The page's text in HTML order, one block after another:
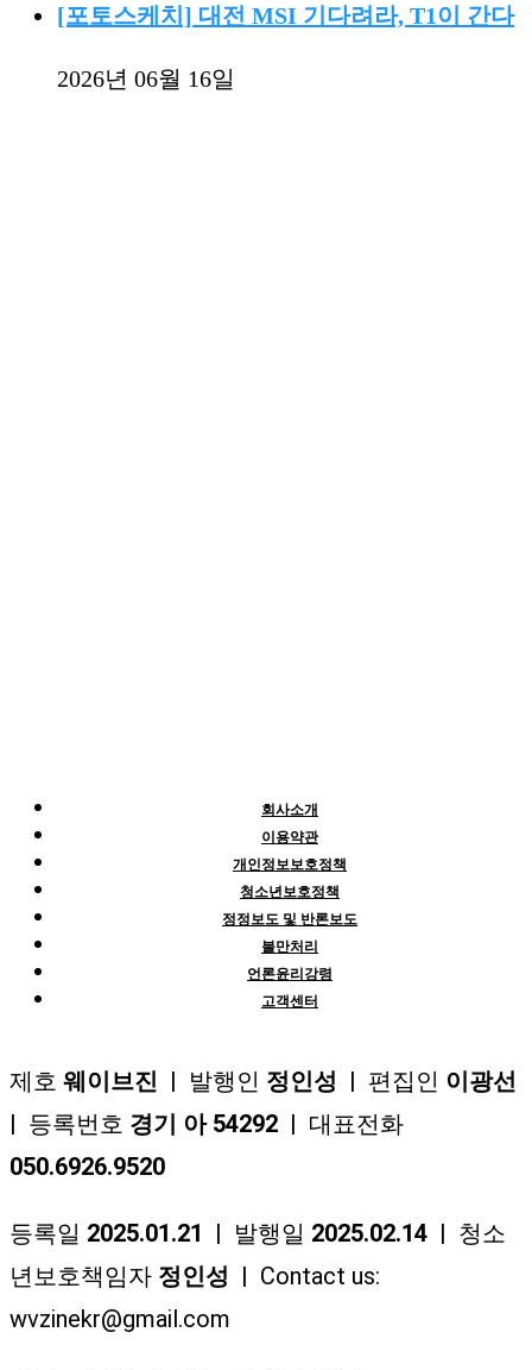
[포토스케치] 대전 MSI 기다려라, T1이 간다
2026년 06월 16일
회사소개
이용약관
개인정보보호정책
청소년보호정책
정정보도 및 반론보도
불만처리
언론윤리강령
고객센터
제호 웨이브진 | 발행인 정인성 | 편집인 이광선
| 등록번호 경기 아 54292 | 대표전화
050.6926.9520
등록일 2025.01.21 | 발행일 2025.02.14 | 청소
년보호책임자 정인성 | Contact us:
wvzinekr@gmail.com